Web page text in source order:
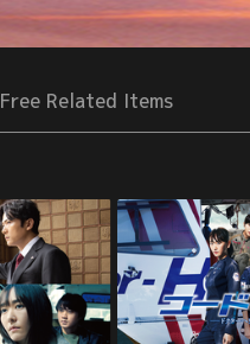
Free Related Items